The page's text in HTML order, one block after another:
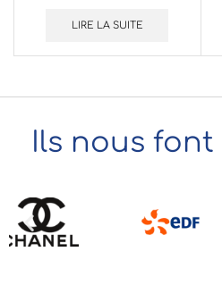
l’avant
LIRE LA SUITE
Ils nous